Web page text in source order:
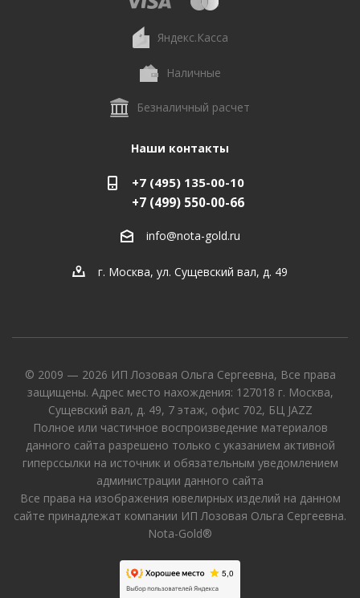
Яндекс.Касса
Наличные
Безналичный расчет
Наши контакты
+7 (495) 135-00-10
+7 (499) 550-00-66
info@nota-gold.ru
г. Москва, ул. Сущевский вал, д. 49
© 2009 — 2026 ИП Лозовая Ольга Сергеевна, Все права
защищены. Адрес место нахождения: 127018 г. Москва,
Сущевский вал, д. 49, 7 этаж, офис 702, БЦ JAZZ
Полное или частичное воспроизведение материалов
данного сайта разрешено только с указанием активной
гиперссылки на источник и обязательным уведомлением
администрации данного сайта
Все права на изображения ювелирных изделий на данном
сайте принадлежат компании ИП Лозовая Ольга Сергеевна.
Nota-Gold®